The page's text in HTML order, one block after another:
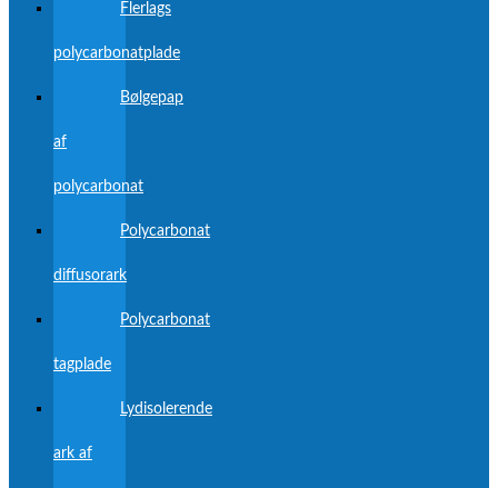
Flerlags
polycarbonatplade
Bølgepap
af
polycarbonat
Polycarbonat
diffusorark
Polycarbonat
tagplade
Lydisolerende
ark af